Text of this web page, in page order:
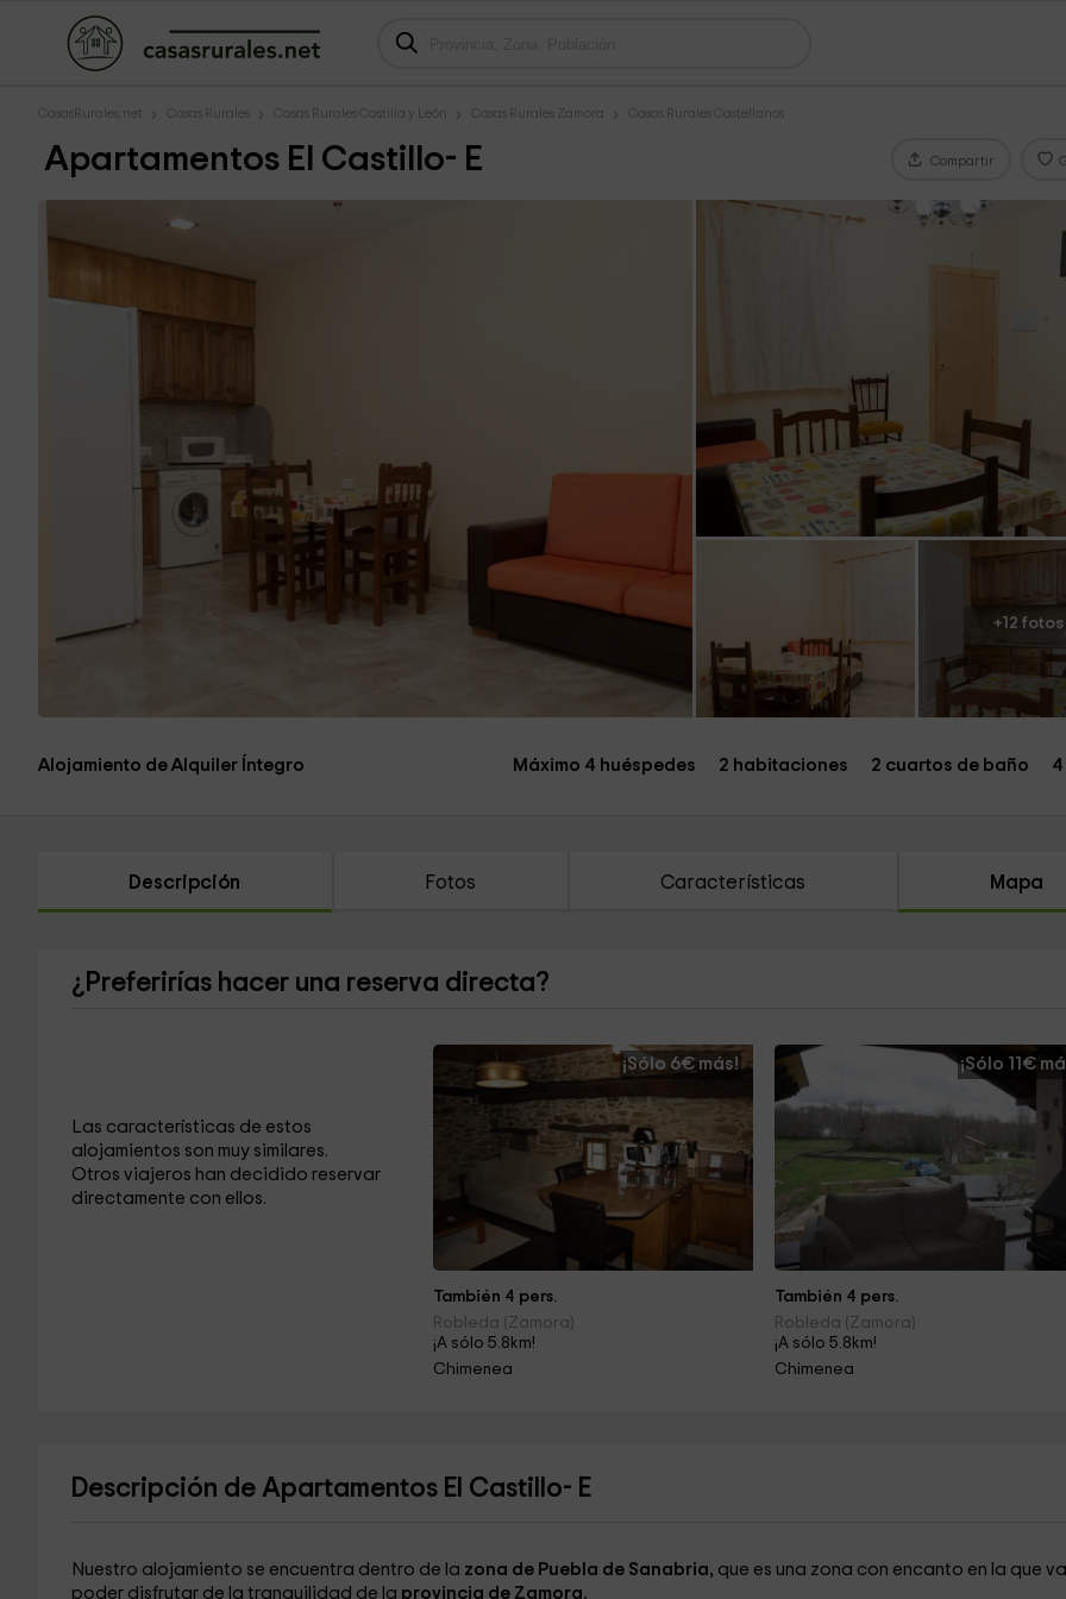
CasasRurales.net Casas Rurales Casas Rurales Castilla y León Casas Rurales Zamora Casas Rurales Castellanos
Apartamentos El Castillo- E Compartir
+12 fotos
Alojamiento de Alquiler Íntegro Máximo 4 huéspedes 2 habitaciones 2 cuartos de baño
Descripción Fotos Características Mapa
¿Preferirías hacer una reserva directa?
Las características de estos
alojamientos son muy similares.
Otros viajeros han decidido reservar
directamente con ellos.
¡Sólo 6€ más!
También 4 pers.
Robleda (Zamora)
¡A sólo 5.8km!
Chimenea
¡Sólo 11€
También 4 pers.
Robleda (Zamora)
¡A sólo 5.8km!
Chimenea
Descripción de Apartamentos El Castillo- E
Nuestro alojamiento se encuentra dentro de la zona de Puebla de Sanabria, que es una zona con encanto en la que
poder disfrutar de la tranquilidad de la provincia de Zamora.